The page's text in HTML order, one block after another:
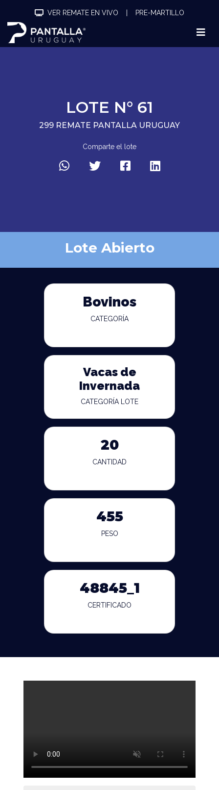
VER REMATE EN VIVO PRE-MARTILLO
LOTE N° 61
299 REMATE PANTALLA URUGUAY
Comparte el lote
Lote Abierto
Bovinos
CATEGORÍA
Vacas de
Invernada
CATEGORÍA LOTE
20
CANTIDAD
455
PESO
48845_1
CERTIFICADO